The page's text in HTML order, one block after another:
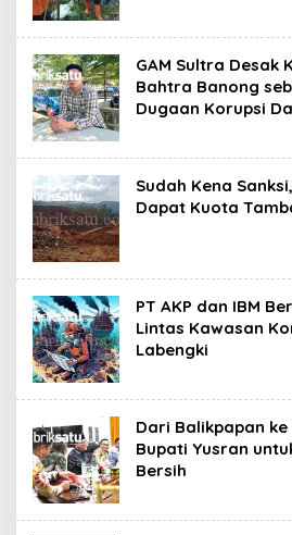
GAM Sultra Desak
Bahtra Banong
Dugaan Korupsi
Sudah Kena
Dapat Kuota
PT AKP dan IBM
Lintas Kawasan
Labengki
Dari Balikpapan
Bupati Yusran
Bersih